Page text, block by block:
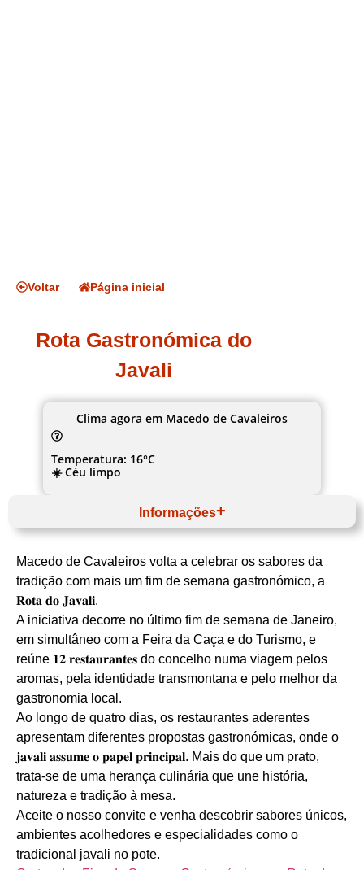
Voltar Página inicial
Rota Gastronómica do
Javali
Macedo de Cavaleiros volta a celebrar os sabores da
tradição com mais um fim de semana gastronómico, a
𝐑𝐨𝐭𝐚 𝐝𝐨 𝐉𝐚𝐯𝐚𝐥𝐢.
A iniciativa decorre no último fim de semana de Janeiro,
em simultâneo com a Feira da Caça e do Turismo, e
reúne 𝟏𝟐 𝐫𝐞𝐬𝐭𝐚𝐮𝐫𝐚𝐧𝐭𝐞𝐬 do concelho numa viagem pelos
aromas, pela identidade transmontana e pelo melhor da
gastronomia local.
Ao longo de quatro dias, os restaurantes aderentes
apresentam diferentes propostas gastronómicas, onde o
𝐣𝐚𝐯𝐚𝐥𝐢 𝐚𝐬𝐬𝐮𝐦𝐞 𝐨 𝐩𝐚𝐩𝐞𝐥 𝐩𝐫𝐢𝐧𝐜𝐢𝐩𝐚𝐥. Mais do que um prato,
trata-se de uma herança culinária que une história,
natureza e tradição à mesa.
Aceite o nosso convite e venha descobrir sabores únicos,
ambientes acolhedores e especialidades como o
tradicional javali no pote.
Clima agora em Macedo de Cavaleiros
Temperatura: 16°C
☀️ Céu limpo
Informações
Norte
Terras de Trás‑os‑Montes
Macedo de Cavaleiros
Câmara Municipal de Macedo de Cavaleiros
Javali